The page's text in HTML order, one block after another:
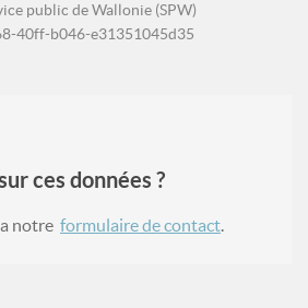
public de Wallonie (SPW)
40ff-b046-e31351045d35
ces données ?
notre formulaire de contact.